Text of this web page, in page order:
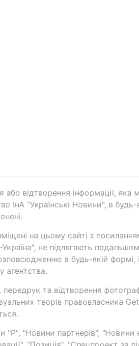
відтворення інформації, яка
ІнА "Українські Новини", в
на цьому сайті з
Україна", не підлягають
в будь-якій формі,
агентства.
та відтворення
творів правовласника
"Р", "Новини партнерів", "Новини